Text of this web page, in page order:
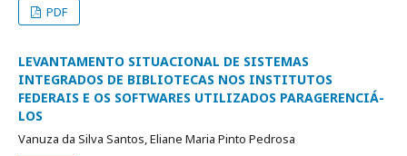
PDF
LEVANTAMENTO SITUACIONAL DE SISTEMAS
INTEGRADOS DE BIBLIOTECAS NOS INSTITUTOS
FEDERAIS E OS SOFTWARES UTILIZADOS PARAGERENCIÁ-
LOS
Vanuza da Silva Santos, Eliane Maria Pinto Pedrosa